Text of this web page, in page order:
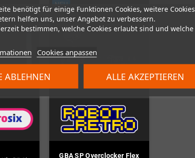
benötigt für einige Funktionen Cookies, weitere Cookies
helfen uns, unser Angebot zu verbessern.
bestimmen, welche Cookies erlaubt sind und welche
Cookies anpassen
ABLEHNEN ALLE AKZEPTIEREN
NEU
GBA SP Overclocker Flex